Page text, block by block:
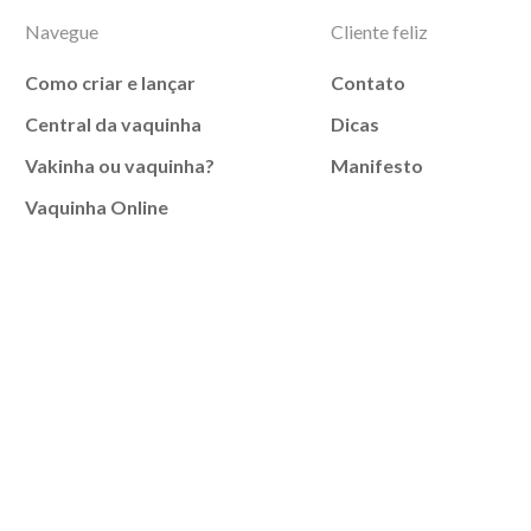
Navegue
Como criar e lançar
Central da vaquinha
Vakinha ou vaquinha?
Vaquinha Online
Cliente feliz
Contato
Dicas
Manifesto